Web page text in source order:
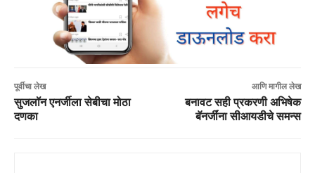
पूर्वीचा लेख
सुजलॉन एनर्जीला सेबीचा मोठा
दणका
आणि मागील लेख
बनावट सही प्रकरणी अभिषेक
बॅनर्जींना सीआयडीचे समन्स